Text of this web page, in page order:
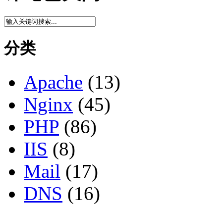
分类
Apache (13)
Nginx (45)
PHP (86)
IIS (8)
Mail (17)
DNS (16)